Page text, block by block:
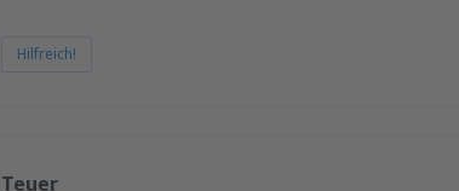
Hilfreich!
Teuer